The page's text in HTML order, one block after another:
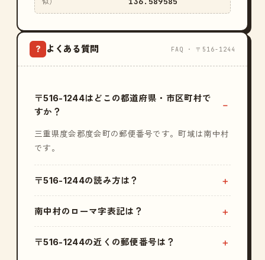
? よくある質問 FAQ · 〒516-1244
〒516-1244はどこの都道府県・市区町村で
すか？
三重県度会郡度会町の郵便番号です。町域は南中村
です。
〒516-1244の読み方は？
南中村のローマ字表記は？
〒516-1244の近くの郵便番号は？